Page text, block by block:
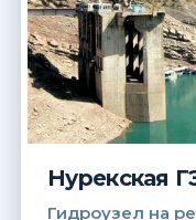
Нурекская
Гидроузел на